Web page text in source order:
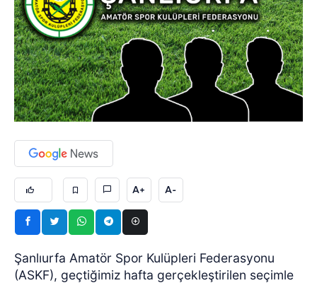
A+ A-
Şanlıurfa Amatör Spor Kulüpleri Federasyonu
(ASKF), geçtiğimiz hafta gerçekleştirilen seçimle